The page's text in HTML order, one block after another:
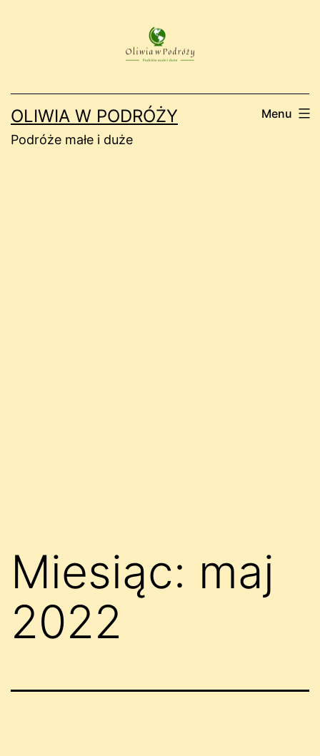
OLIWIA W PODRÓŻY
Podróże małe i duże
Menu
Miesiąc: maj
2022